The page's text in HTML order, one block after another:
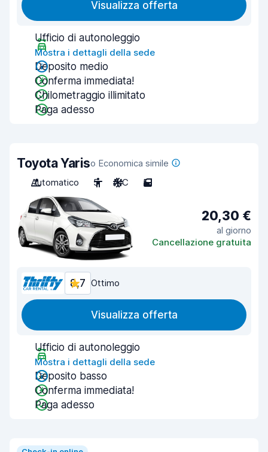
Visualizza offerta
Ufficio di autonoleggio
Mostra i dettagli della sede
Deposito medio
Conferma immediata!
Chilometraggio illimitato
Paga adesso
Toyota Yariso Economica simile
Automatico
5 A/C 5
20,30 €
al giorno
Cancellazione gratuita
8,7 Ottimo
Visualizza offerta
Ufficio di autonoleggio
Mostra i dettagli della sede
Deposito basso
Conferma immediata!
Paga adesso